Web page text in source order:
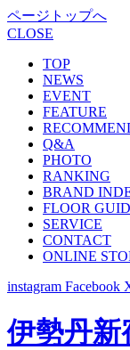
ページトップへ
CLOSE
TOP
NEWS
EVENT
FEATURE
Q&A
PHOTO
RANKING
BRAND
FLOOR
SERVICE
CONTACT
ONLINE
instagram Facebook
伊勢丹